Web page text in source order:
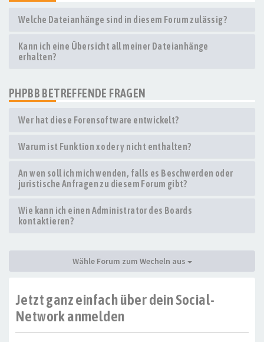
Welche Dateianhänge sind in diesem Forum zulässig?
Kann ich eine Übersicht all meiner Dateianhänge
erhalten?
PHPBB BETREFFENDE FRAGEN
Wer hat diese Forensoftware entwickelt?
Warum ist Funktion x oder y nicht enthalten?
An wen soll ich mich wenden, falls es Beschwerden oder
juristische Anfragen zu diesem Forum gibt?
Wie kann ich einen Administrator des Boards
kontaktieren?
Wähle Forum zum Wecheln aus
Jetzt ganz einfach über dein Social-
Network anmelden